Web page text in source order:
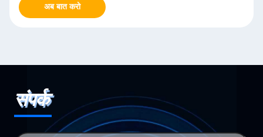
अब बात करो
संपर्क